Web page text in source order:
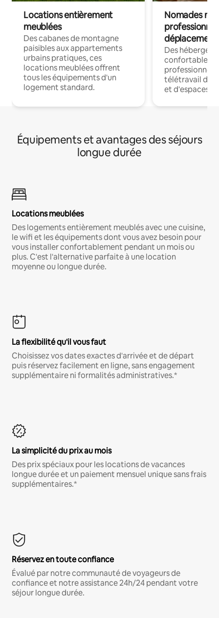
Locations entièrement
meublées
Des cabanes de montagne
paisibles aux appartements
urbains pratiques, ces
locations meublées offrent
tous les équipements d'un
logement standard.
Nomades
déplacement
Des
confortables
professionnels
télétravail
et d'espaces
Équipements et avantages des séjours
longue durée
Locations meublées
Des logements entièrement meublés avec une cuisine,
le wifi et les équipements dont vous avez besoin pour
vous installer confortablement pendant un mois ou
plus. C'est l'alternative parfaite à une location
moyenne ou longue durée.
La flexibilité qu'il vous faut
Choisissez vos dates exactes d'arrivée et de départ
puis réservez facilement en ligne, sans engagement
supplémentaire ni formalités administratives.*
La simplicité du prix au mois
Des prix spéciaux pour les locations de vacances
longue durée et un paiement mensuel unique sans frais
supplémentaires.*
Réservez en toute confiance
Évalué par notre communauté de voyageurs de
confiance et notre assistance 24h/24 pendant votre
séjour longue durée.